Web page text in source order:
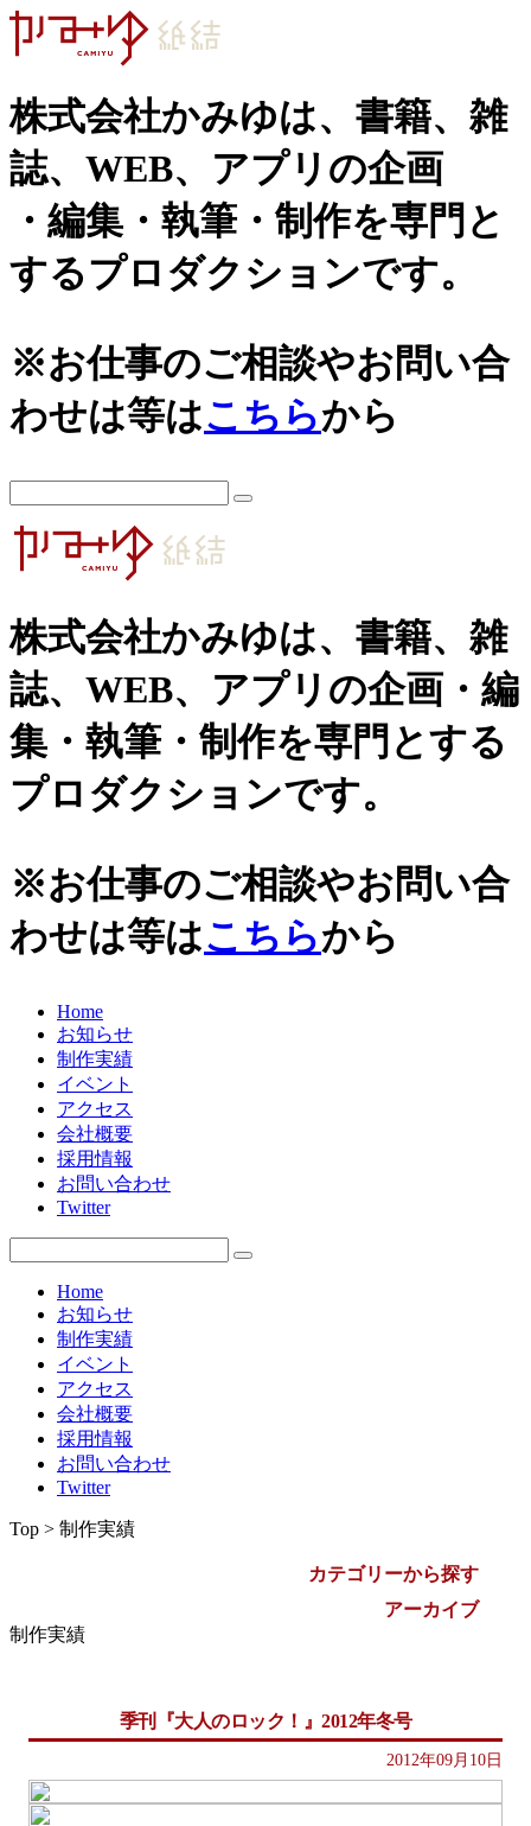
株式会社かみゆは、書籍、雑
誌、WEB、アプリの企画
・編集・執筆・制作を専門と
するプロダクションです。
※お仕事のご相談やお問い合
わせは等はこちらから
株式会社かみゆは、書籍、雑
誌、WEB、アプリの企画・編
集・執筆・制作を専門とする
プロダクションです。
※お仕事のご相談やお問い合
わせは等はこちらから
Home
お知らせ
制作実績
イベント
アクセス
会社概要
採用情報
お問い合わせ
Twitter
Home
お知らせ
制作実績
イベント
アクセス
会社概要
採用情報
お問い合わせ
Twitter
Top > 制作実績
カテゴリーから探す
カテゴリーから探す
日本史通史
戦国時代、戦国武将
江戸時代、幕末
世界史関連
小・中学生向け歴史書
大河ドラマ、テレビ・映画関連
史跡ガイド
宗教、神話、神社仏閣
天皇制
地政学
雑誌媒体
広報誌、新聞媒体
ウェブ媒体
エンタメ・トレンド
生活・文化
日本中世史（鎌倉・室町）
仏教・仏像
アーカイブ
アーカイブ
2026年
2024年
2023年
2021年
2019年
2018年
2017年
2016年
2014年
2013年
2012年
制作実績
季刊『大人のロック！』2012年冬号
2012年09月10日